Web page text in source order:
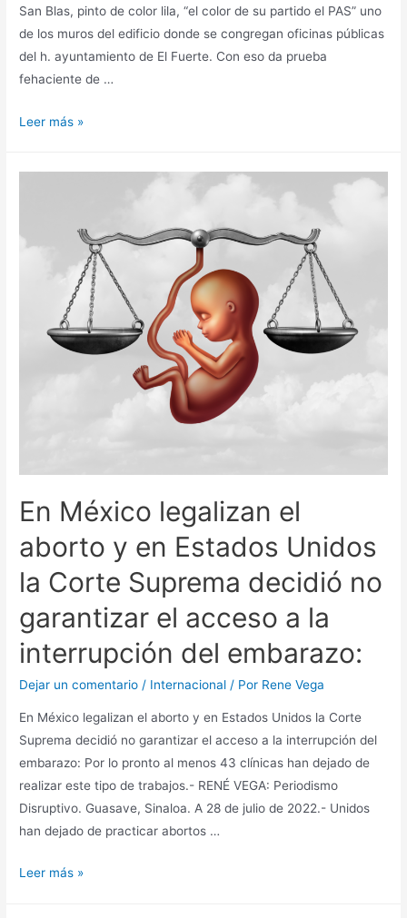
San Blas, pinto de color lila, “el color de su partido el PAS” uno
de los muros del edificio donde se congregan oficinas públicas
del h. ayuntamiento de El Fuerte. Con eso da prueba
fehaciente de …
Leer más »
En México legalizan el
aborto y en Estados Unidos
la Corte Suprema decidió no
garantizar el acceso a la
interrupción del embarazo:
Dejar un comentario / Internacional / Por Rene Vega
En México legalizan el aborto y en Estados Unidos la Corte
Suprema decidió no garantizar el acceso a la interrupción del
embarazo: Por lo pronto al menos 43 clínicas han dejado de
realizar este tipo de trabajos.- RENÉ VEGA: Periodismo
Disruptivo. Guasave, Sinaloa. A 28 de julio de 2022.- Unidos
han dejado de practicar abortos …
Leer más »